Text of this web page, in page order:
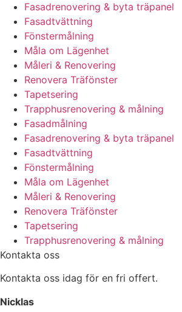
Fasadrenovering & byta träpanel
Fasadtvättning
Fönstermålning
Måla om Lägenhet
Måleri & Renovering
Renovera Träfönster
Tapetsering
Trapphusrenovering & målning
Fasadmålning
Fasadrenovering & byta träpanel
Fasadtvättning
Fönstermålning
Måla om Lägenhet
Måleri & Renovering
Renovera Träfönster
Tapetsering
Trapphusrenovering & målning
Kontakta oss
Kontakta oss idag för en fri offert.
Nicklas